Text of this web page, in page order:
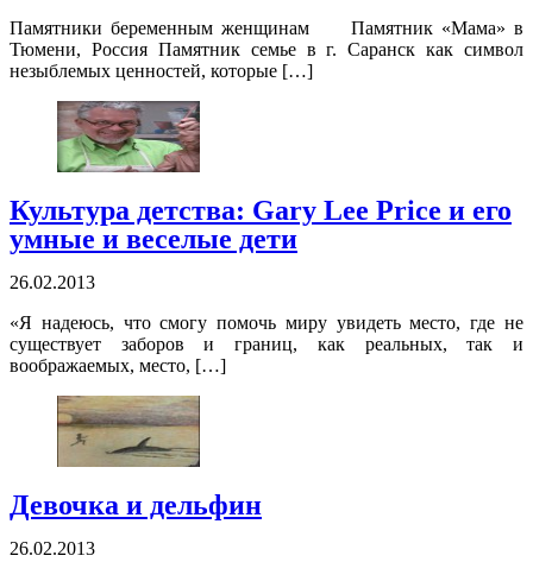
Памятники беременным женщинам Памятник «Мама» в
Тюмени, Россия Памятник семье в г. Саранск как символ
незыблемых ценностей, которые […]
Культура детства: Gary Lee Price и его
умные и веселые дети
26.02.2013
«Я надеюсь, что смогу помочь миру увидеть место, где не
существует заборов и границ, как реальных, так и
воображаемых, место, […]
Девочка и дельфин
26.02.2013